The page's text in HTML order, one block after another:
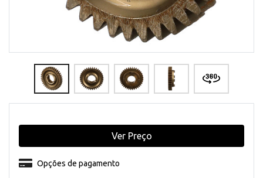
Opções de pagamento
Ver Preço